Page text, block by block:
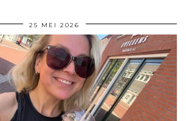
25 MEI 2026